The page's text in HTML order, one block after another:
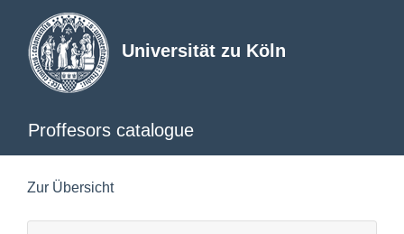
Universität zu Köln
Proffesors catalogue
Zur Übersicht